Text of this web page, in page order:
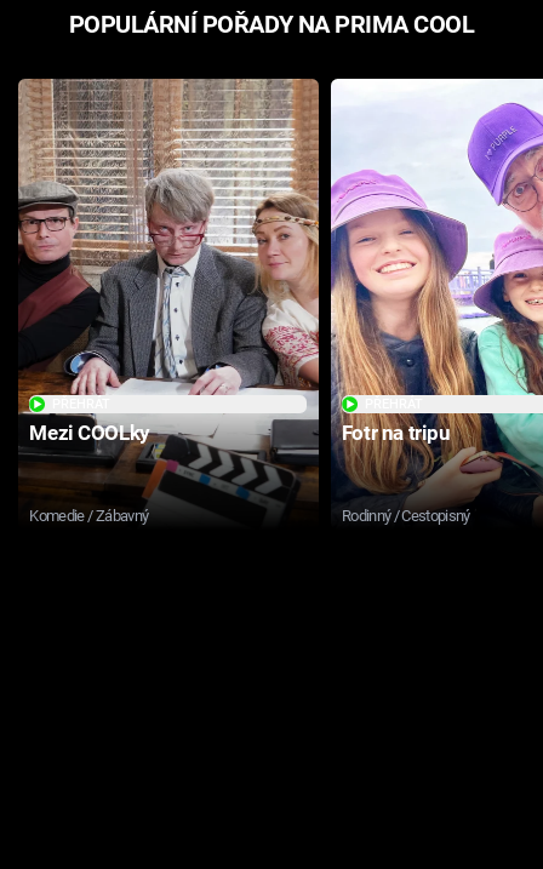
POPULÁRNÍ POŘADY NA PRIMA COOL
Mezi COOLky
Komedie / Zábavný
Fotr na tripu
Rodinný / Cestopisný